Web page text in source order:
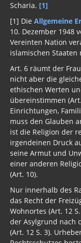
[1] DieAllgemeine
10. Dezember 1948
Vereinten Nation
islamischen
Art. 6 räumt der
nicht aber die
ethischen Werten
übereinstimmen
Einrichtungen,
muss den Glauben
ist die Religion der
irgendeinen Druck
seine Armut und
einer anderen
(Art. 10).
Nur innerhalb des
das Recht der
Wohnortes (Art. 12
der Asylgrund nach
(Art. 12 S. 3).
Rechtsschutzes